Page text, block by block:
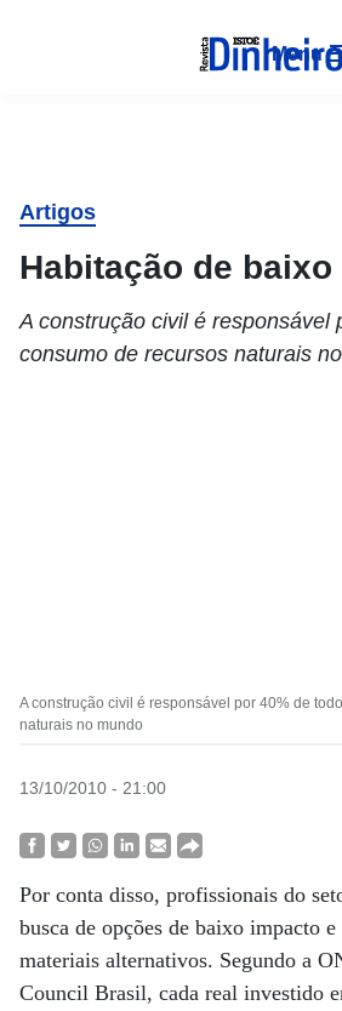
Menu
Artigos
Habitação de
A construção civil é responsável
consumo de recursos naturais
A construção civil é responsável por 40% de
naturais no mundo
13/10/2010 - 21:00
Por conta disso, profissionais do
busca de opções de baixo impacto
materiais alternativos. Segundo a
Council Brasil, cada real investido